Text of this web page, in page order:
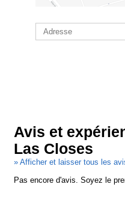
Avis et
Las Closes
» Afficher et laisser tous les
Pas encore d'avis. Soyez le